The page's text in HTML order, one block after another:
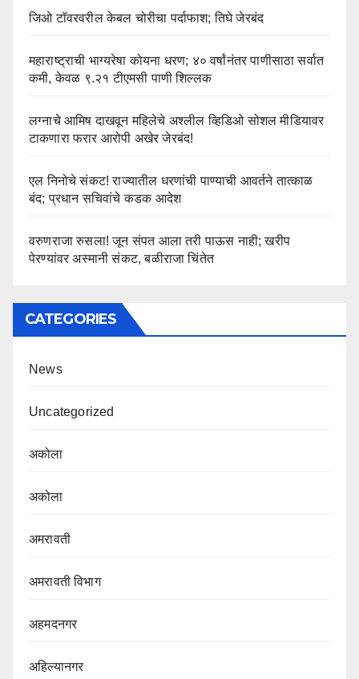
जिओ टॉवरवरील केबल चोरीचा पर्दाफाश; तिघे जेरबंद
महाराष्ट्राची भाग्यरेषा कोयना धरण; ४० वर्षांनंतर पाणीसाठा सर्वात
कमी, केवळ ९.२१ टीएमसी पाणी शिल्लक
लग्नाचे आमिष दाखवून महिलेचे अश्लील व्हिडिओ सोशल मीडियावर
टाकणारा फरार आरोपी अखेर जेरबंद!
एल निनोचे संकट! राज्यातील धरणांची पाण्याची आवर्तने तात्काळ
बंद; प्रधान सचिवांचे कडक आदेश
वरुणराजा रुसला! जून संपत आला तरी पाऊस नाही; खरीप
पेरण्यांवर अस्मानी संकट, बळीराजा चिंतेत
CATEGORIES
News
Uncategorized
अकोला
अकोला
अमरावती
अमरावती विभाग‌
अहमदनगर
अहिल्यानगर